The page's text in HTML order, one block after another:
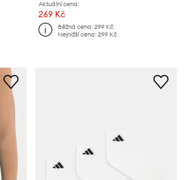
Aktuální cena:
269 Kč
Běžná cena:299 Kč
Nejnižší cena:299 Kč